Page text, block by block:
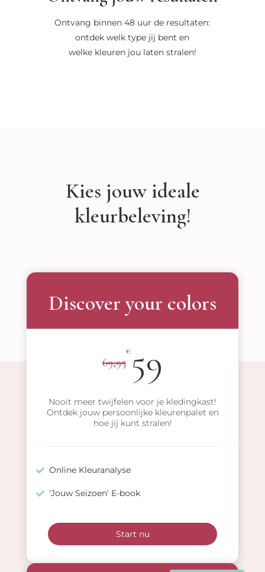
Ontvang binnen 48 uur de resultaten:
ontdek welk type jij bent en
welke kleuren jou laten stralen!
Kies jouw ideale
kleurbeleving!
Discover your colors
69,95
€ 59
Nooit meer twijfelen voor je kledingkast!
Ontdek jouw persoonlijke kleurenpalet en
hoe jij kunt stralen!
Online Kleuranalyse
'Jouw Seizoen' E-book
Start nu